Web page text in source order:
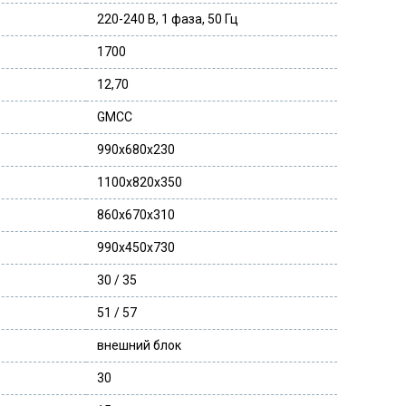
220-240 В, 1 фаза, 50 Гц
1700
12,70
GMCC
990x680x230
1100x820x350
860x670x310
990x450x730
30 / 35
51 / 57
внешний блок
30